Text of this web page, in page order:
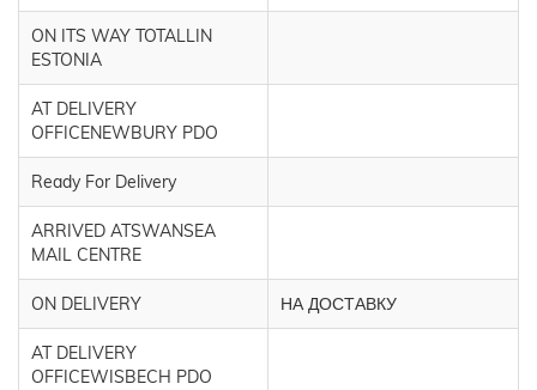
ON ITS WAY TOTALLIN
ESTONIA
AT DELIVERY
OFFICENEWBURY PDO
Ready For Delivery
ARRIVED ATSWANSEA
MAIL CENTRE
ON DELIVERY НА ДОСТАВКУ
AT DELIVERY
OFFICEWISBECH PDO